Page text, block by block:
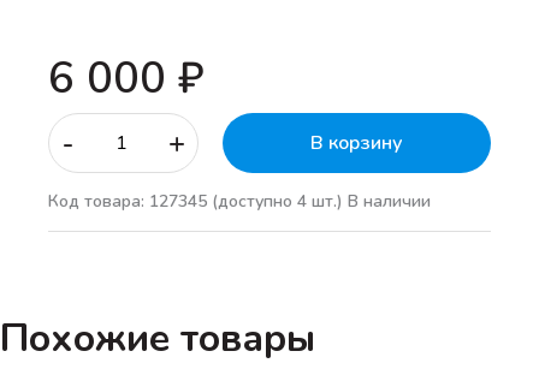
6 000 ₽
- + В корзину
Код товара: 127345 (доступно 4 шт.) В наличии
Похожие товары